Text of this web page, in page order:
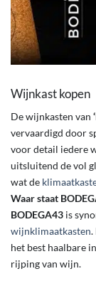
Wijnkast kopen
De wijnkasten van
vervaardigd door
voor detail iedere
uitsluitend de vol
wat de
Waar staat
BODEGA43 is
wijnklimaatkasten.
het best haalbare
rijping van wijn.